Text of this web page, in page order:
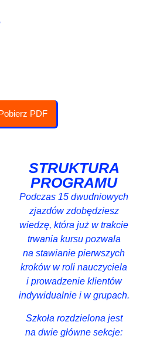
PDF
STRUKTURA
PROGRAMU
Podczas 15 dwudniowych
zjazdów zdobędziesz
wiedzę, którajuż w trakcie
trwania kursu pozwala
na stawianie pierwszych
kroków w roli nauczyciela
i prowadzenie klientów
indywidualnie i w grupach.
Szkoła rozdzielona jest
na dwie główne sekcje: